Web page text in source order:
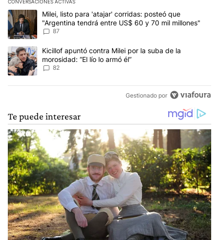
CONVERSACIONES ACTIVAS
Este listado muestra los artículos con más comentarios en los
Un artículo de tendencia con el título "Milei, listo para 'atajar'
Milei, listo para 'atajar' corridas: posteó que
"Argentina tendrá entre US$ 60 y 70 mil millones"
87
Un artículo de tendencia con el título "Kicillof apuntó contra Milei
Kicillof apuntó contra Milei por la suba de la
morosidad: “El lío lo armó él”
82
Gestionado por